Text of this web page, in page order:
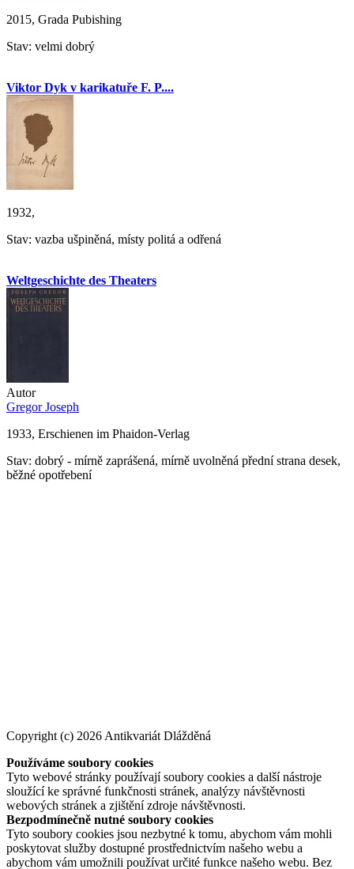
2015, Grada Pubishing
Stav: velmi dobrý
Viktor Dyk v karikatuře F. P....
1932,
Stav: vazba ušpiněná, místy politá a odřená
Weltgeschichte des Theaters
Autor
Gregor Joseph
1933, Erschienen im Phaidon-Verlag
Stav: dobrý - mírně zaprášená, mírně uvolněná přední strana desek,
běžné opotřebení
Copyright (c) 2026 Antikvariát Dlážděná
Používáme soubory cookies
Tyto webové stránky používají soubory cookies a další nástroje
sloužící ke správné funkčnosti stránek, analýzy návštěvnosti
webových stránek a zjištění zdroje návštěvnosti.
Bezpodmínečně nutné soubory cookies
Tyto soubory cookies jsou nezbytné k tomu, abychom vám mohli
poskytovat služby dostupné prostřednictvím našeho webu a
abychom vám umožnili používat určité funkce našeho webu. Bez